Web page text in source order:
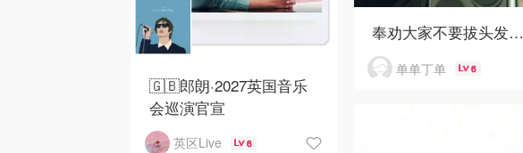
奉劝大家不要拔头发…
单单丁单 6
🇬🇧郎朗·2027英国音乐
会巡演官宣
英区Live 6